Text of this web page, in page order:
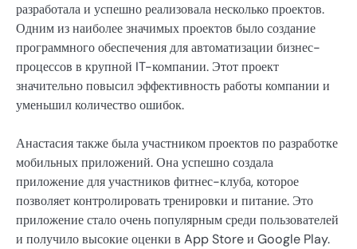
разработала и успешно реализовала несколько проектов.
Одним из наиболее значимых проектов было создание
программного обеспечения для автоматизации бизнес-
процессов в крупной IT-компании. Этот проект
значительно повысил эффективность работы компании и
уменьшил количество ошибок.
Анастасия также была участником проектов по разработке
мобильных приложений. Она успешно создала
приложение для участников фитнес-клуба, которое
позволяет контролировать тренировки и питание. Это
приложение стало очень популярным среди пользователей
и получило высокие оценки в App Store и Google Play.